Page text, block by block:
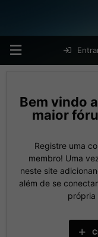
maior
Registre uma
membro! Uma
neste site
além de se
própria